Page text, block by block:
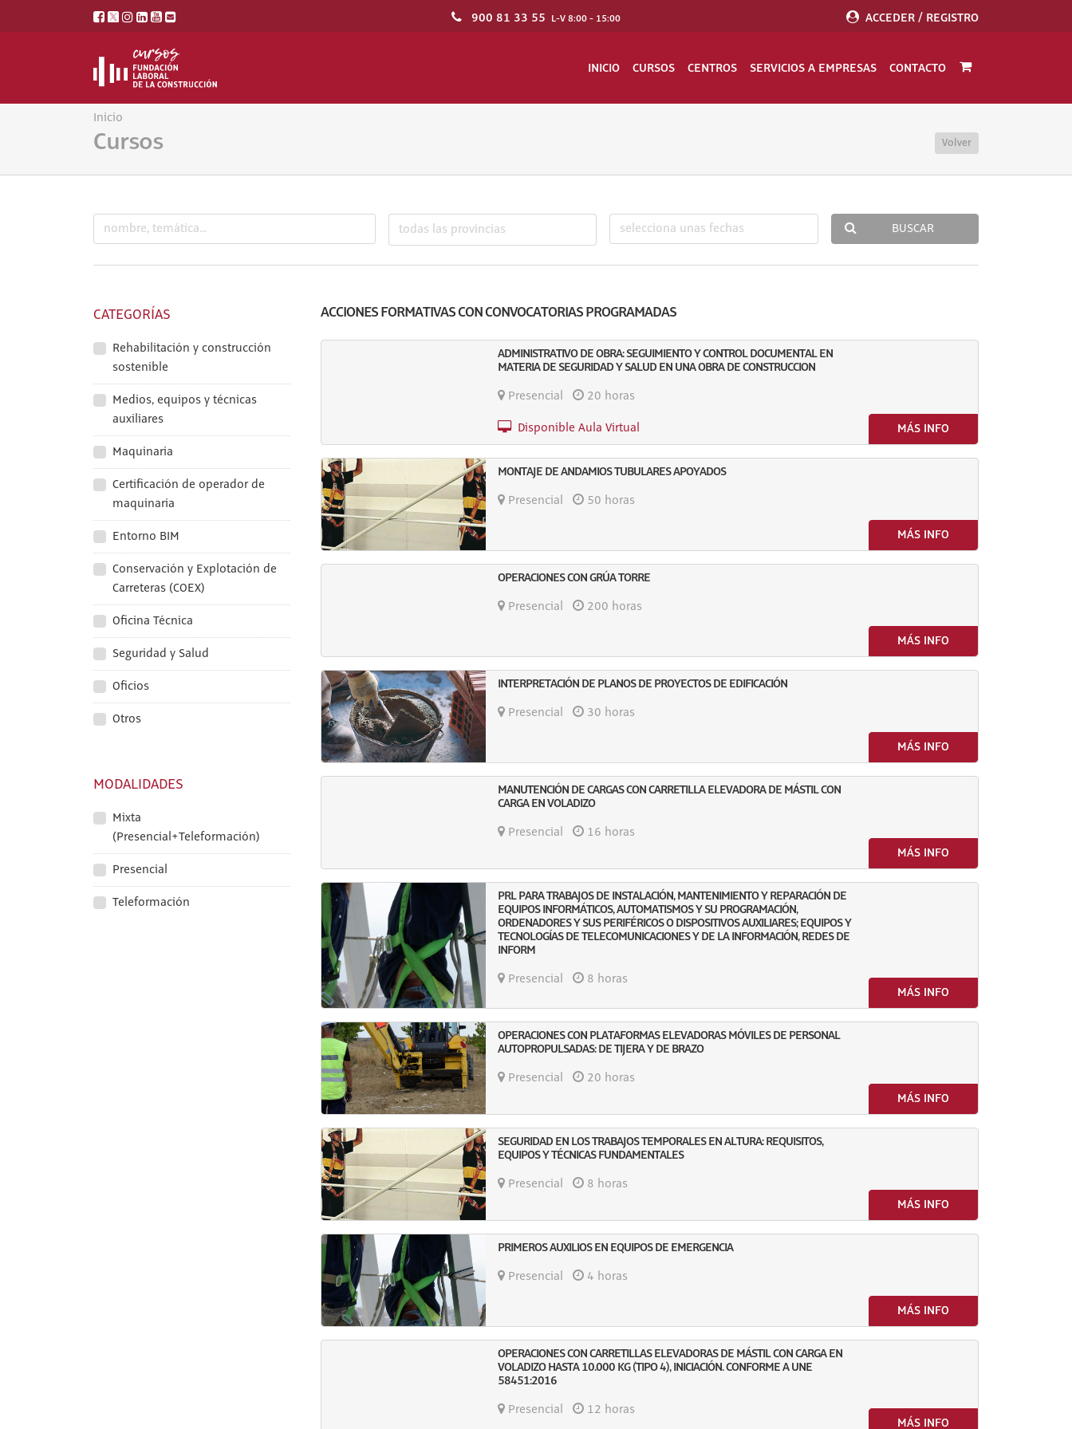
900 81 33 55 L-V 8:00 - 15:00 ACCEDER / REGISTRO
INICIO CURSOS CENTROS SERVICIOS A EMPRESAS CONTACTO
Inicio
Cursos Volver
BUSCAR
CATEGORÍAS
Rehabilitación y construcción
sostenible
Medios, equipos y técnicas
auxiliares
Maquinaria
Certificación de operador de
maquinaria
Entorno BIM
Conservación y Explotación de
Carreteras (COEX)
Oficina Técnica
Seguridad y Salud
Oficios
Otros
MODALIDADES
Mixta
(Presencial+Teleformación)
Presencial
Teleformación
ACCIONES FORMATIVAS CON CONVOCATORIAS PROGRAMADAS
ADMINISTRATIVO DE OBRA: SEGUIMIENTO Y CONTROL DOCUMENTAL EN
MATERIA DE SEGURIDAD Y SALUD EN UNA OBRA DE CONSTRUCCION
Presencial 20 horas
Disponible Aula Virtual MÁS INFO
MONTAJE DE ANDAMIOS TUBULARES APOYADOS
Presencial 50 horas
MÁS INFO
OPERACIONES CON GRÚA TORRE
Presencial 200 horas
MÁS INFO
INTERPRETACIÓN DE PLANOS DE PROYECTOS DE EDIFICACIÓN
Presencial 30 horas
MÁS INFO
MANUTENCIÓN DE CARGAS CON CARRETILLA ELEVADORA DE MÁSTIL CON
CARGA EN VOLADIZO
Presencial
16 horas
MÁS INFO
PRL PARA TRABAJOS DE INSTALACIÓN, MANTENIMIENTO Y REPARACIÓN DE
EQUIPOS INFORMÁTICOS, AUTOMATISMOS Y SU PROGRAMACIÓN,
ORDENADORES Y SUS PERIFÉRICOS O DISPOSITIVOS AUXILIARES; EQUIPOS Y
TECNOLOGÍAS DE TELECOMUNICACIONES Y DE LA INFORMACIÓN, REDES DE
INFORM
Presencial
8 horas
MÁS INFO
OPERACIONES CON PLATAFORMAS ELEVADORAS MÓVILES DE PERSONAL
AUTOPROPULSADAS: DE TIJERA Y DE BRAZO
Presencial
20 horas
MÁS INFO
SEGURIDAD EN LOS TRABAJOS TEMPORALES EN ALTURA: REQUISITOS,
EQUIPOS Y TÉCNICAS FUNDAMENTALES
Presencial
8 horas
MÁS INFO
PRIMEROS AUXILIOS EN EQUIPOS DE EMERGENCIA
Presencial 4 horas
MÁS INFO
OPERACIONES CON CARRETILLAS ELEVADORAS DE MÁSTIL CON CARGA EN
VOLADIZO HASTA 10.000 KG (TIPO 4), INICIACIÓN. CONFORME A UNE
58451:2016
Presencial
12 horas
MÁS INFO